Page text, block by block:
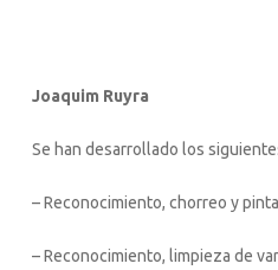
Joaquim Ruyra
Se han desarrollado los
– Reconocimiento, chorreo y
– Reconocimiento, limpieza de